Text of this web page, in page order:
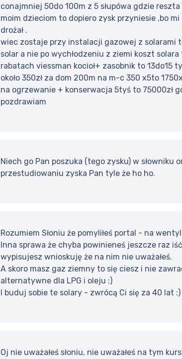
conajmniej 50do 100m z 5 słupówa gdzie
moim dzieciom to dopiero zysk przyniesie ,bo
drożał .
wiec zostaje przy instalacji gazowej z solarami
solar a nie po wychłodzeniu z ziemi koszt
rabatach viessman kocioł+ zasobnik to
około 350zł za dom 200m na m-c 350 x5to
na ogrzewanie + konserwacja 5tyś to 75000zł
pozdrawiam
Niech go Pan poszuka (tego zysku) w
przestudiowaniu zyska Pan tyle że ho ho.
Rozumiem Słoniu że pomyliłeś portal - na
Inna sprawa że chyba powinieneś jeszcze raz
wypisujesz wnioskuję że na nim nie uważałeś.
A skoro masz gaz ziemny to się ciesz i nie
alternatywne dla LPG i oleju :)
I buduj sobie te solary - zwrócą Ci się za 40 lat :)
Oj nie uważałeś słoniu, nie uważałeś na tym